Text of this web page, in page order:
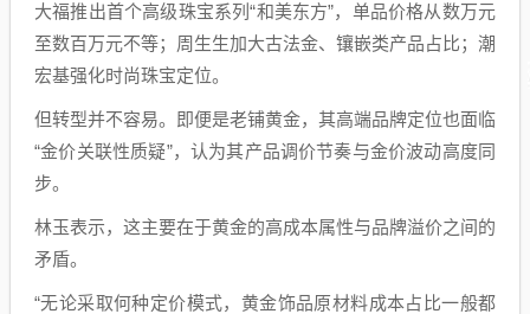
大福推出首个高级珠宝系列“和美东方”，单品价格从数万元
至数百万元不等；周生生加大古法金、镶嵌类产品占比；潮
宏基强化时尚珠宝定位。
但转型并不容易。即便是老铺黄金，其高端品牌定位也面临
“金价关联性质疑”，认为其产品调价节奏与金价波动高度同
步。
林玉表示，这主要在于黄金的高成本属性与品牌溢价之间的
矛盾。
“无论采取何种定价模式，黄金饰品原材料成本占比一般都